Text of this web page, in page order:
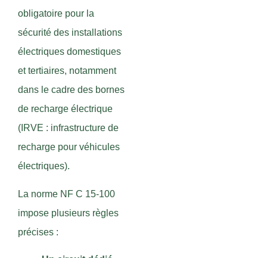
obligatoire pour la
sécurité des installations
électriques domestiques
et tertiaires, notamment
dans le cadre des bornes
de recharge électrique
(IRVE : infrastructure de
recharge pour véhicules
électriques).
La norme NF C 15-100
impose plusieurs règles
précises :